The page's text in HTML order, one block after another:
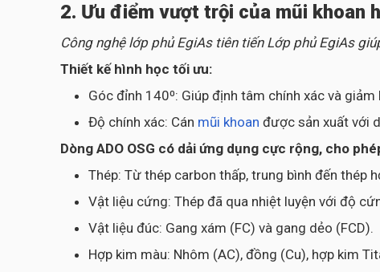
2. Ưu điểm vượt trội của mũi khoan
Công nghệ lớp phủ EgiAs tiên tiến Lớp phủ EgiAs
Thiết kế hình học tối ưu:
Góc đỉnh 140⁰: Giúp định tâm chính xác và
Độ chính xác: Cán mũi khoan được sản xuất với
Dòng ADO OSG có dải ứng dụng cực rộng, cho
Thép: Từ thép carbon thấp, trung bình đến thép
Vật liệu cứng: Thép đã qua nhiệt luyện với độ
Vật liệu đúc: Gang xám (FC) và gang dẻo (FCD).
Hợp kim màu: Nhôm (AC), đồng (Cu), hợp kim